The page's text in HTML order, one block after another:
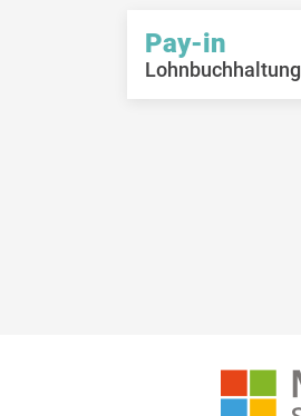
Pay-in
Lohnbuchhaltung